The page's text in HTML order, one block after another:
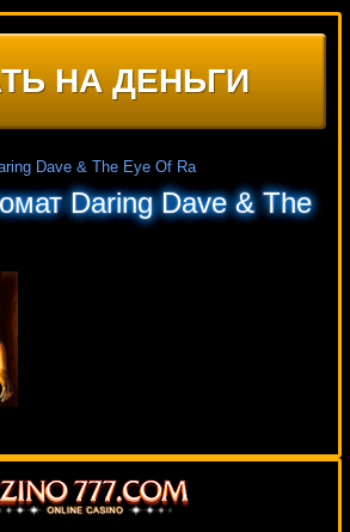
НА ДЕНЬГИ
Dave & The Eye Of Ra
Daring Dave & The